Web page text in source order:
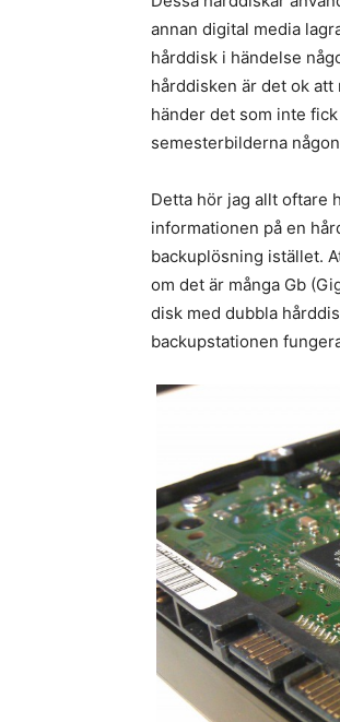
annan digital media
hårddisk i händelse
hårddisken är det ok
händer det som inte
semesterbilderna
Detta hör jag allt oftare
informationen på en
backuplösning istället.
om det är många Gb
disk med dubbla
backupstationen